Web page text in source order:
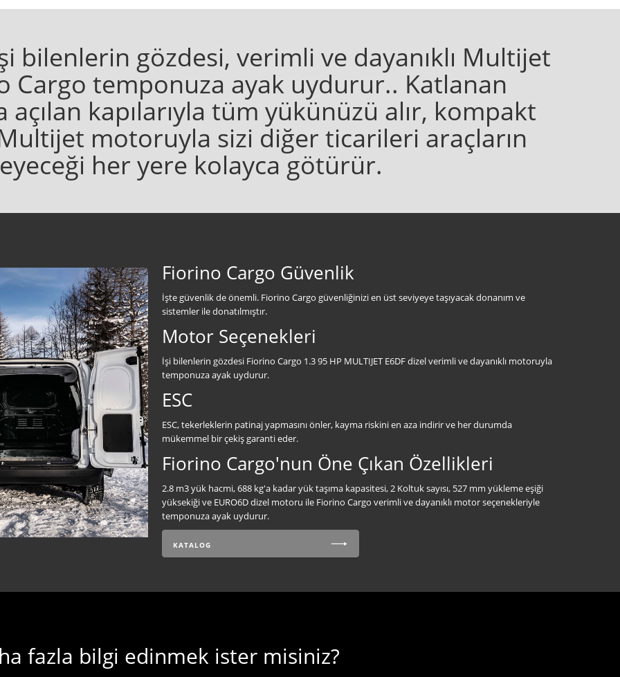
bilenlerin gözdesi, verimli ve dayanıklı Multijet
Cargo temponuza ayak uydurur.. Katlanan
kapılarıyla tüm yükünüzü alır, kompakt
Multijet motoruyla sizi diğer ticarileri araçların
her yere kolayca götürür.
Fiorino Cargo Güvenlik
İşte güvenlik de önemli. Fiorino Cargo güvenliğinizi en üst seviyeye taşıyacak donanım ve
sistemler ile donatılmıştır.
Motor Seçenekleri
İşi bilenlerin gözdesi Fiorino Cargo 1.3 95 HP MULTIJET E6DF dizel verimli ve dayanıklı motoruyla
temponuza ayak uydurur.
ESC
ESC, tekerleklerin patinaj yapmasını önler, kayma riskini en aza indirir ve her durumda
mükemmel bir çekiş garanti eder.
Fiorino Cargo'nun Öne Çıkan Özellikleri
2.8 m3 yük hacmi, 688 kg'a kadar yük taşıma kapasitesi, 2 Koltuk sayısı, 527 mm yükleme eşiği
yüksekiği ve EURO6D dizel motoru ile Fiorino Cargo verimli ve dayanıklı motor seçenekleriyle
temponuza ayak uydurur.
KATALOG
fazla bilgi edinmek ister misiniz?